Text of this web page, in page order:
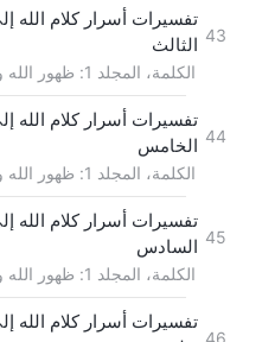
43
تفسيرات أسرار كلام الله
الثالث
الكلمة، المجلد 1: ظهور الله وعمله (مختارات)
44
تفسيرات أسرار كلام الله
الخامس
الكلمة، المجلد 1: ظهور الله وعمله (مختارات)
45
تفسيرات أسرار كلام الله
السادس
الكلمة، المجلد 1: ظهور الله وعمله (مختارات)
46
تفسيرات أسرار كلام الله